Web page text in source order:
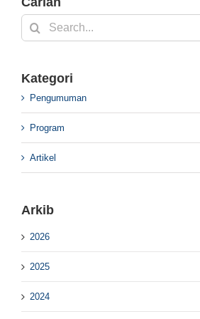
Search
for:
Kategori
Pengumuman
Program
Artikel
Arkib
2026
2025
2024